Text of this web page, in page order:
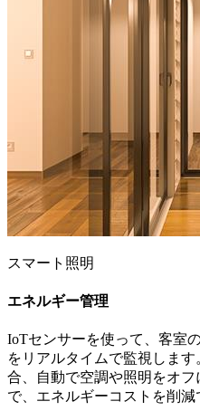
スマート照明
エネルギー管理
IoTセンサーを使って、客室
をリアルタイムで監視しま
合、自動で空調や照明をオ
で、エネルギーコストを削減